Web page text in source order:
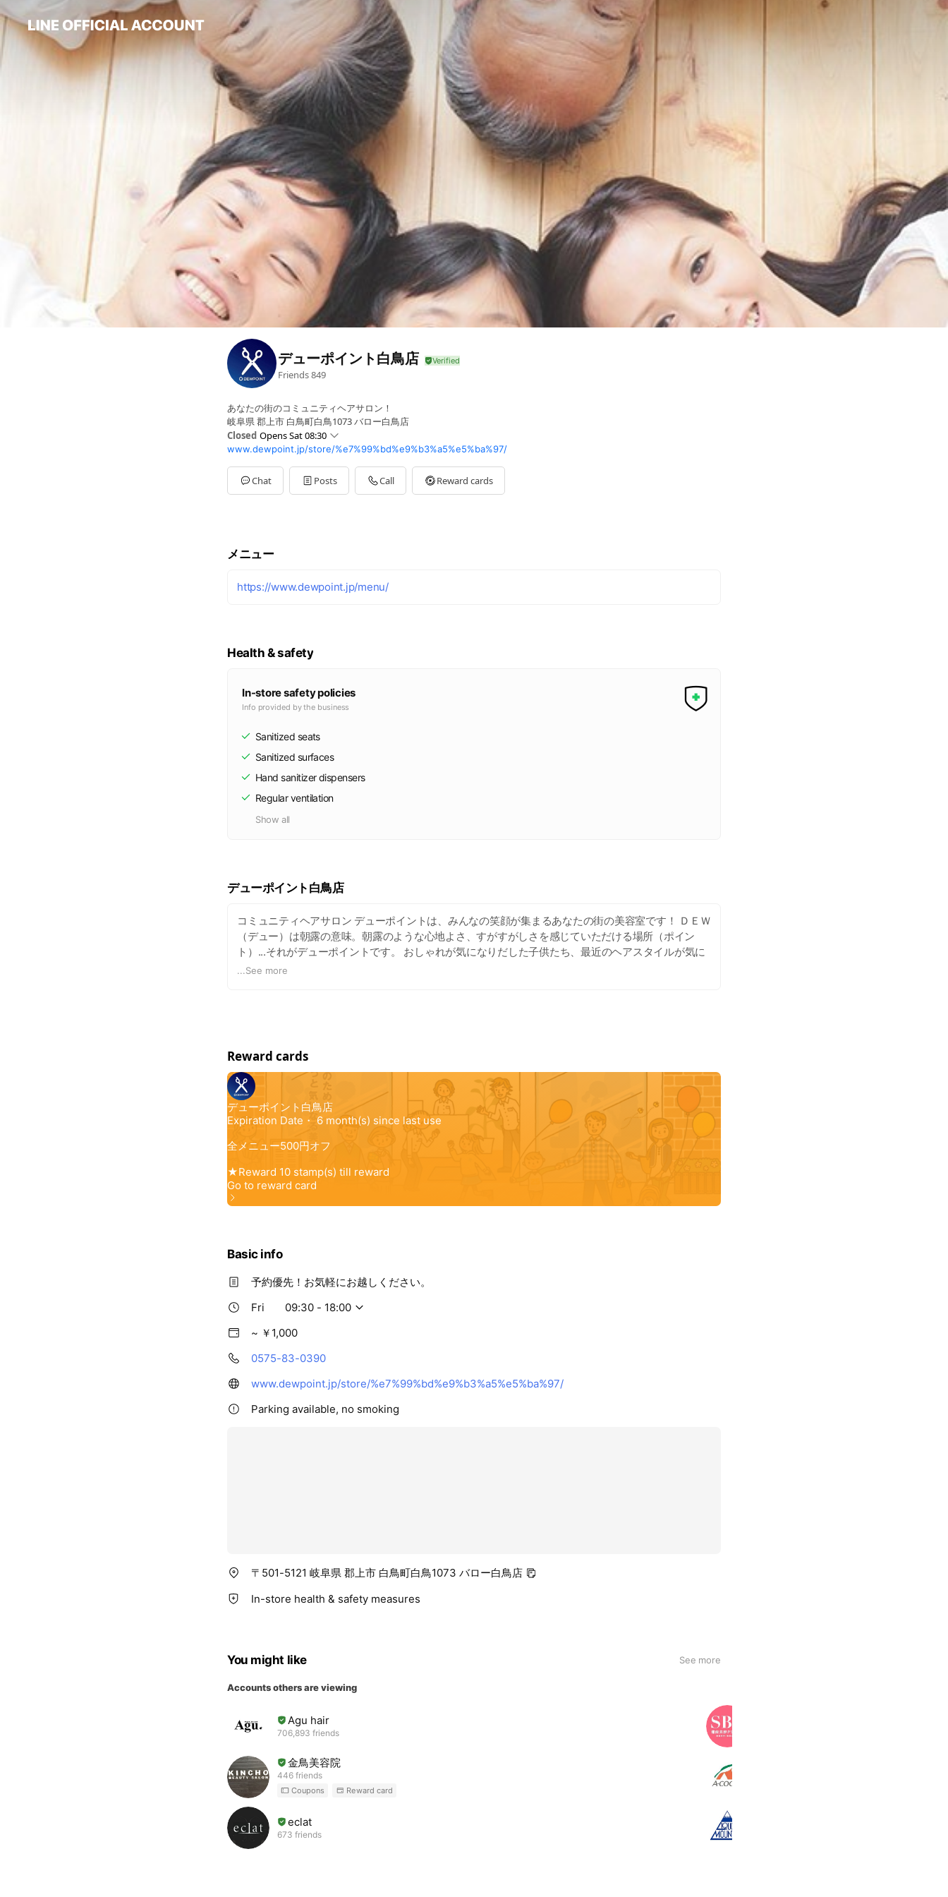
デューポイント白鳥店
Friends849
あなたの街のコミュニティヘアサロン！
岐阜県 郡上市 白鳥町白鳥1073 バロー白鳥店
Closed Opens Sat 08:30
Sun08:30 - 18:00
Mon09:30 - 18:00
Tue09:30 - 18:00
Wed09:30 - 18:00
www.dewpoint.jp/store/%e7%99%bd%e9%b3%a5%e5%ba%97/
Chat Posts Call Reward cards
メニュー
https://www.dewpoint.jp/menu/
Health & safety
In-store safety policies
Info provided by the business
Sanitized seats
Sanitized surfaces
Hand sanitizer dispensers
Regular ventilation
Show all
デューポイント白鳥店
コミュニティヘアサロン デューポイントは、みんなの笑顔が集まるあなたの街の美容室です！ ＤＥＷ
（デュー）は朝露の意味。朝露のような心地よさ、すがすがしさを感じていただける場所（ポイン
ト）...それがデューポイントです。 おしゃれが気になりだした子供たち、最近のヘアスタイルが気に
なるティーン、 エイジレスがテーマのミセス、かっこよく変身したいパパ... そんなすてきなファミリ
...See more
Reward cards
Basic info
予約優先！お気軽にお越しください。
Fri
09:30 - 18:00
~ ￥1,000
0575-83-0390
www.dewpoint.jp/store/%e7%99%bd%e9%b3%a5%e5%ba%97/
Parking available, no smoking
〒501-5121 岐阜県 郡上市 白鳥町白鳥1073 バロー白鳥店
In-store health & safety measures
You might like See more
Accounts others are viewing
Agu hair
706,893 friends
金鳥美容院
446 friends
Coupons Reward card
eclat
673 friends